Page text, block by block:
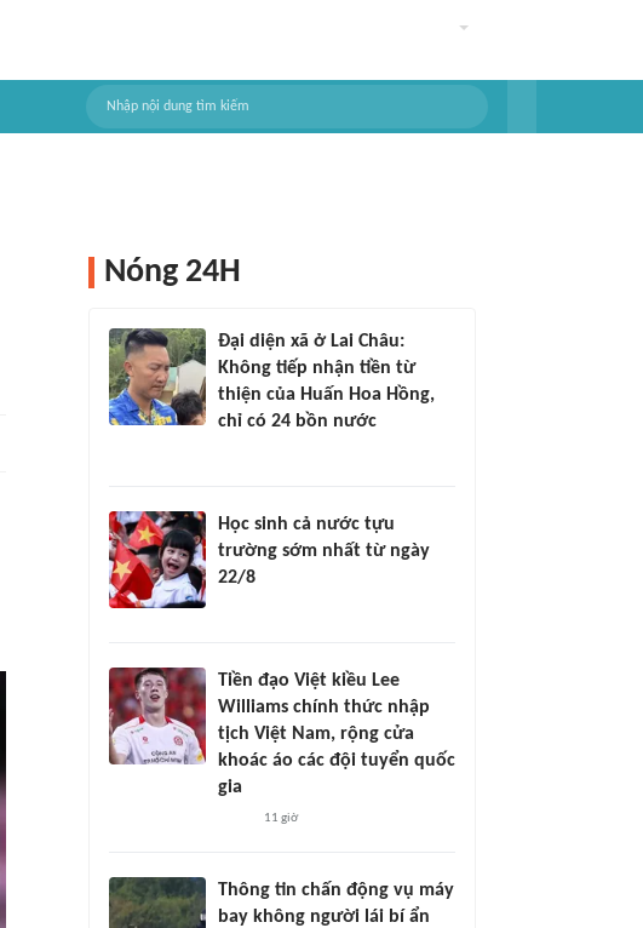
Nóng 24H
Đại diện xã ở Lai Châu:
Không tiếp nhận tiền từ
thiện của Huấn Hoa Hồng,
chỉ có 24 bồn nước
Học sinh cả nước tựu
trường sớm nhất từ ngày
22/8
Tiền đạo Việt kiều Lee
Williams chính thức nhập
tịch Việt Nam, rộng cửa
khoác áo các đội tuyển quốc
gia
11 giờ
Thông tin chấn động vụ máy
bay không người lái bí ẩn